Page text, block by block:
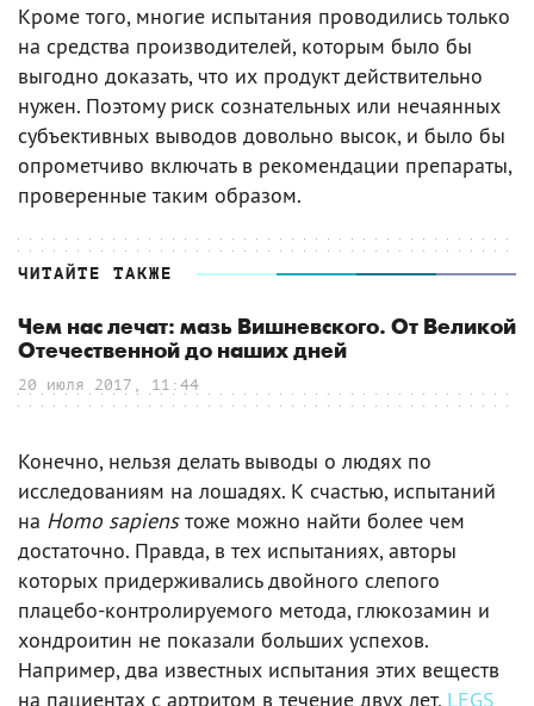
Кроме того, многие испытания проводились только
на средства производителей, которым было бы
выгодно доказать, что их продукт действительно
нужен. Поэтому риск сознательных или нечаянных
субъективных выводов довольно высок, и было бы
опрометчиво включать в рекомендации препараты,
проверенные таким образом.
ЧИТАЙТЕ ТАКЖЕ
Чем нас лечат: мазь Вишневского. От Великой
Отечественной до наших дней
20 июля 2017, 11:44
Конечно, нельзя делать выводы о людях по
исследованиям на лошадях. К счастью, испытаний
на Homo sapiensтоже можно найти более чем
достаточно. Правда, в тех испытаниях, авторы
которых придерживались двойного слепого
плацебо-контролируемого метода, глюкозамин и
хондроитин не показали больших успехов.
Например, два известных испытания этих веществ
на пациентах с артритом в течение двух лет, LEGS